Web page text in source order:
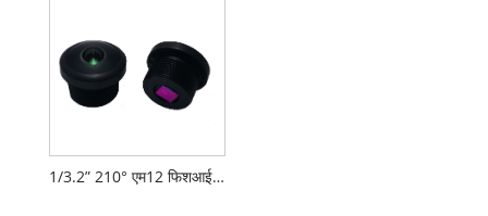
1/3.2” 210° एम12 फिशआई लेंस